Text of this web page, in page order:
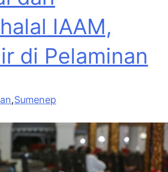
IAAM,
di Pelaminan
,Sumenep